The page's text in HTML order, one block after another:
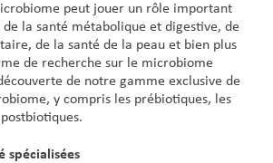
peut jouer un rôle important
la santé métabolique et digestive, de
de la santé de la peau et bien plus
de recherche sur le microbiome
de notre gamme exclusive de
y compris les prébiotiques, les
spécialisées